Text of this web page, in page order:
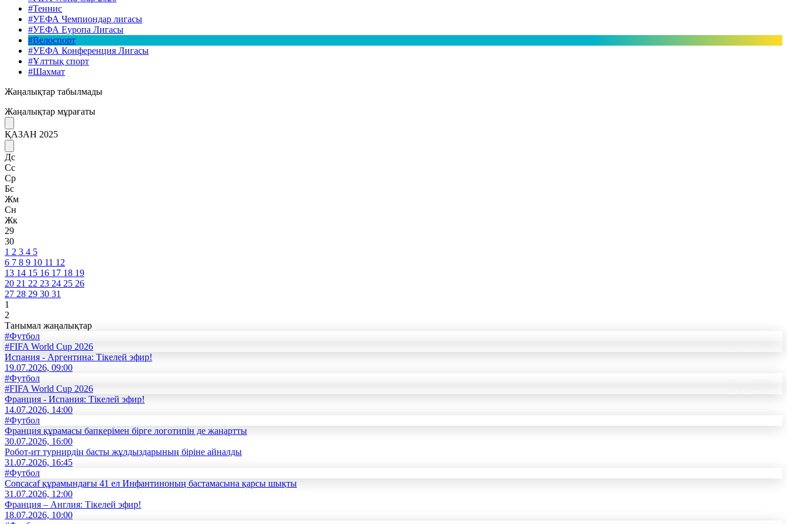
#Теннис
#УЕФА Чемпиондар лигасы
#УЕФА Еуропа Лигасы
#Велоспорт
#УЕФА Конференция Лигасы
#Ұлттық спорт
#Шахмат
Жаңалықтар табылмады
Жаңалықтар мұрағаты
ҚАЗАН 2025
Дс
Сс
Ср
Бс
Жм
Сн
Жк
29
30
1 2 3 4 5
6 7 8 9 10 11 12
13 14 15 16 17 18 19
20 21 22 23 24 25 26
27 28 29 30 31
1
2
Танымал жаңалықтар
#Футбол
#FIFA World Cup 2026
Испания - Аргентина: Тікелей эфир!
19.07.2026, 09:00
#Футбол
#FIFA World Cup 2026
Франция - Испания: Тікелей эфир!
14.07.2026, 14:00
#Футбол
Франция құрамасы бапкерімен бірге логотипін де жаңартты
30.07.2026, 16:00
Робот-ит турнирдің басты жұлдыздарының біріне айналды
31.07.2026, 16:45
#Футбол
Concacaf құрамындағы 41 ел Инфантиноның бастамасына қарсы шықты
31.07.2026, 12:00
Франция – Англия: Тікелей эфир!
18.07.2026, 10:00